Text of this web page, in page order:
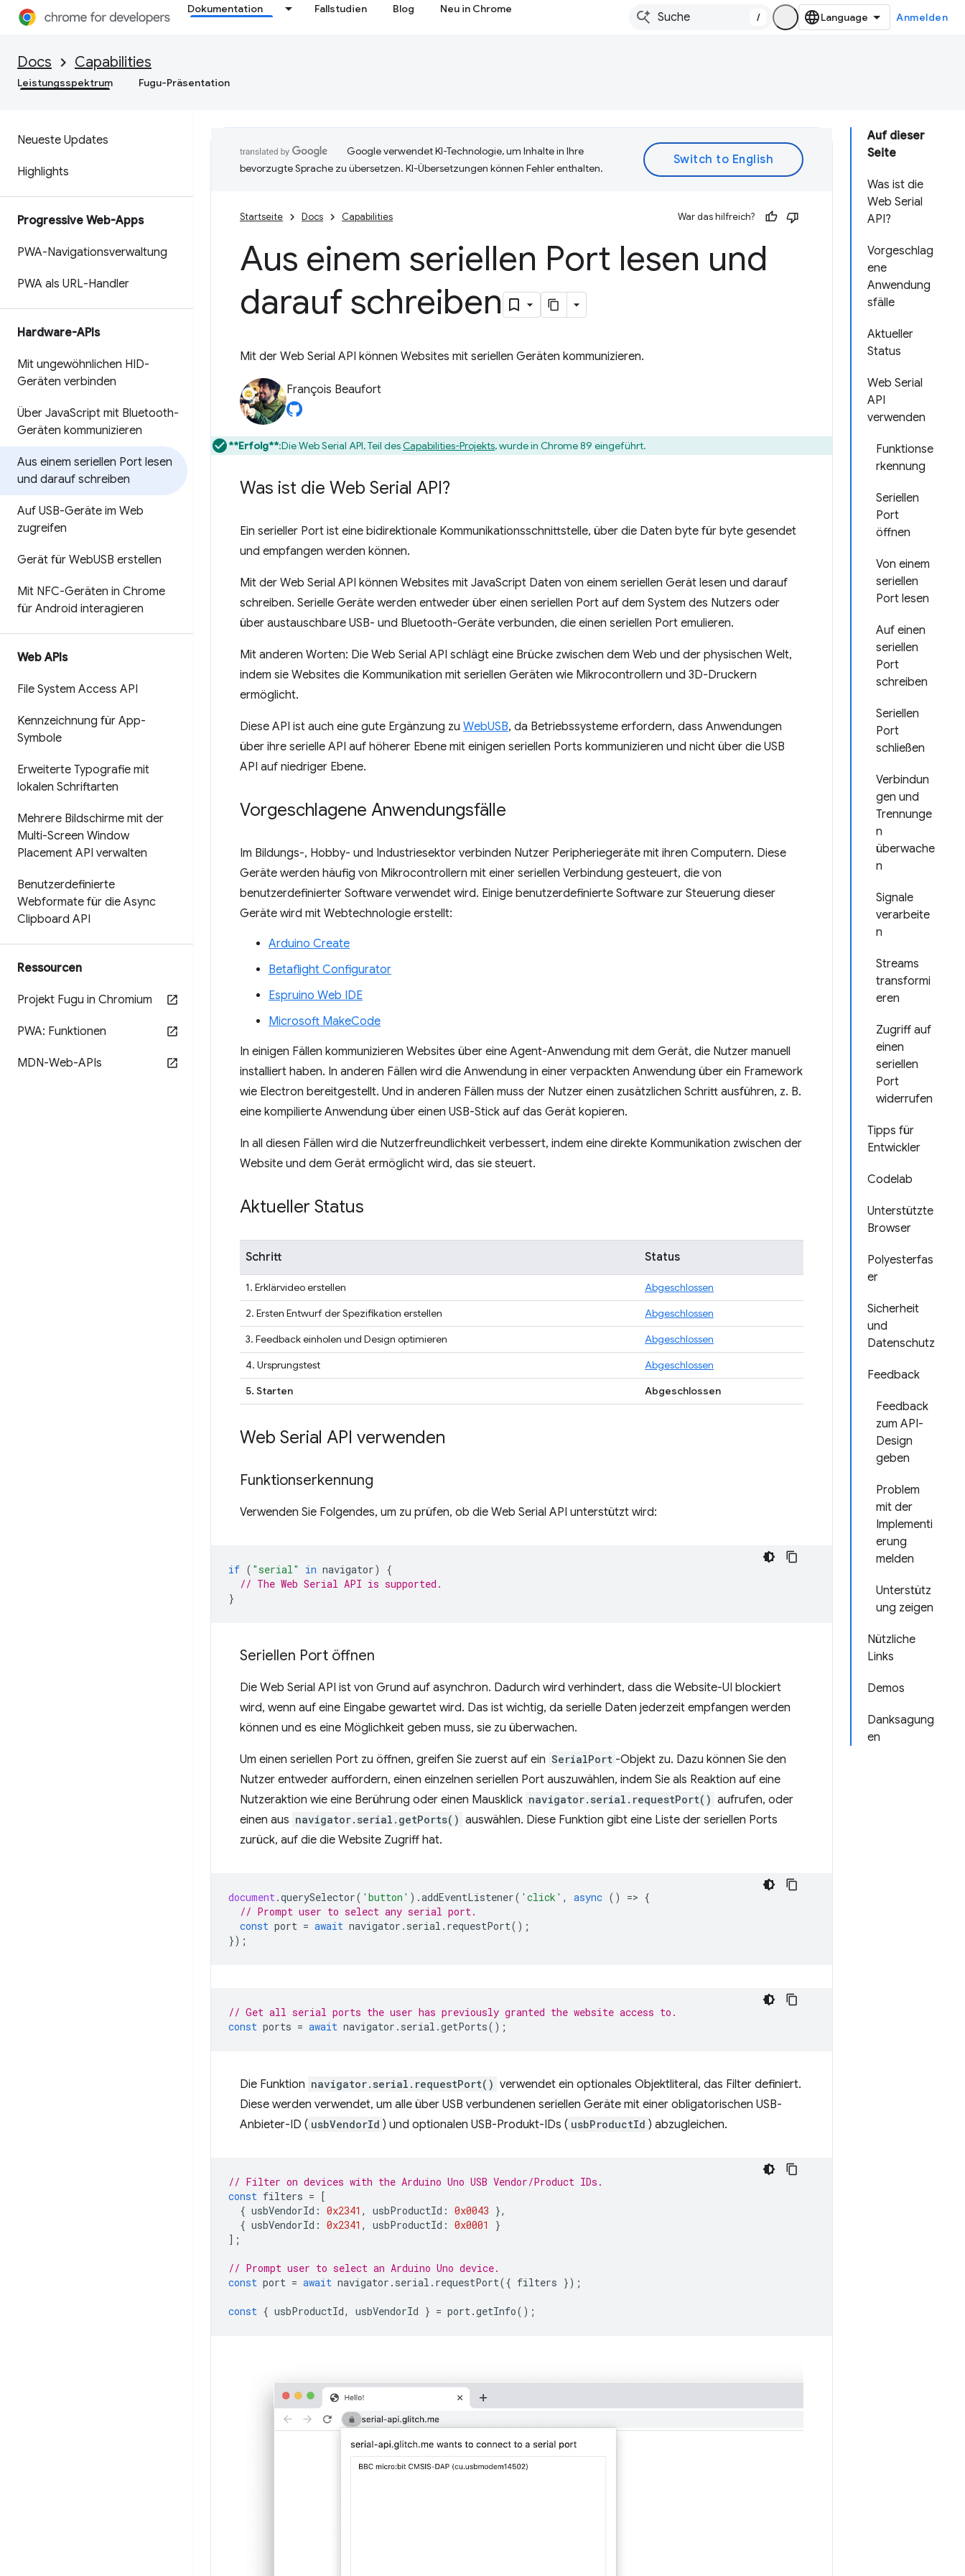
Dokumentation Fallstudien Blog Neu in Chrome
/ Anmelden
Docs Capabilities
Leistungsspektrum Fugu-Präsentation
Neueste Updates
Highlights
Progressive Web-Apps
PWA-Navigationsverwaltung
PWA als URL-Handler
Hardware-APIs
Mit ungewöhnlichen HID-
Geräten verbinden
Über JavaScript mit Bluetooth-
Geräten kommunizieren
Aus einem seriellen Port lesen
und darauf schreiben
Auf USB-Geräte im Web
zugreifen
Gerät für WebUSB erstellen
Mit NFC-Geräten in Chrome
für Android interagieren
Web APIs
File System Access API
Kennzeichnung für App-
Symbole
Erweiterte Typografie mit
lokalen Schriftarten
Mehrere Bildschirme mit der
Multi-Screen Window
Placement API verwalten
Benutzerdefinierte
Webformate für die Async
Clipboard API
Ressourcen
Projekt Fugu in Chromium
PWA: Funktionen
MDN-Web-APIs
Auf dieser
Seite
Was ist die
Web Serial
API?
Vorgeschlag
ene
Anwendung
sfälle
Aktueller
Status
Web Serial
API
verwenden
Funktionse
rkennung
Seriellen
Port
öffnen
Von einem
seriellen
Port lesen
Auf einen
seriellen
Port
schreiben
Seriellen
Port
schließen
Verbindun
gen und
Trennunge
n
überwache
n
Signale
verarbeite
n
Streams
transformi
eren
Zugriff auf
einen
seriellen
Port
widerrufen
Tipps für
Entwickler
Codelab
Unterstützte
Browser
Polyesterfas
er
Sicherheit
und
Datenschutz
Feedback
Feedback
zum API-
Design
geben
Problem
mit der
Implementi
erung
melden
Unterstütz
ung zeigen
Nützliche
Links
Demos
Danksagung
en
Google verwendet KI-Technologie, um Inhalte in Ihre
bevorzugte Sprache zu übersetzen. KI-Übersetzungen können Fehler enthalten.
Startseite Docs Capabilities War das hilfreich?
Aus einem seriellen Port lesen und
darauf schreiben
Mit der Web Serial API können Websites mit seriellen Geräten kommunizieren.
François Beaufort
**Erfolg**:Die Web Serial API, Teil desCapabilities-Projekts, wurde in Chrome 89 eingeführt.
Was ist die Web Serial API?
Ein serieller Port ist eine bidirektionale Kommunikationsschnittstelle, über die Daten byte für byte gesendet
und empfangen werden können.
Mit der Web Serial API können Websites mit JavaScript Daten von einem seriellen Gerät lesen und darauf
schreiben. Serielle Geräte werden entweder über einen seriellen Port auf dem System des Nutzers oder
über austauschbare USB- und Bluetooth-Geräte verbunden, die einen seriellen Port emulieren.
Mit anderen Worten: Die Web Serial API schlägt eine Brücke zwischen dem Web und der physischen Welt,
indem sie Websites die Kommunikation mit seriellen Geräten wie Mikrocontrollern und 3D-Druckern
ermöglicht.
Diese API ist auch eine gute Ergänzung zu WebUSB, da Betriebssysteme erfordern, dass Anwendungen
über ihre serielle API auf höherer Ebene mit einigen seriellen Ports kommunizieren und nicht über die USB
API auf niedriger Ebene.
Vorgeschlagene Anwendungsfälle
Im Bildungs-, Hobby- und Industriesektor verbinden Nutzer Peripheriegeräte mit ihren Computern. Diese
Geräte werden häufig von Mikrocontrollern mit einer seriellen Verbindung gesteuert, die von
benutzerdefinierter Software verwendet wird. Einige benutzerdefinierte Software zur Steuerung dieser
Geräte wird mit Webtechnologie erstellt:
Arduino Create
Betaflight Configurator
Espruino Web IDE
Microsoft MakeCode
In einigen Fällen kommunizieren Websites über eine Agent-Anwendung mit dem Gerät, die Nutzer manuell
installiert haben. In anderen Fällen wird die Anwendung in einer verpackten Anwendung über ein Framework
wie Electron bereitgestellt. Und in anderen Fällen muss der Nutzer einen zusätzlichen Schritt ausführen, z. B.
eine kompilierte Anwendung über einen USB-Stick auf das Gerät kopieren.
In all diesen Fällen wird die Nutzerfreundlichkeit verbessert, indem eine direkte Kommunikation zwischen der
Website und dem Gerät ermöglicht wird, das sie steuert.
Aktueller Status
Schritt Status
1. Erklärvideo erstellen
Abgeschlossen
2. Ersten Entwurf der Spezifikation erstellen
Abgeschlossen
3. Feedback einholen und Design optimieren
Abgeschlossen
4. Ursprungstest
Abgeschlossen
5. Starten
Abgeschlossen
Web Serial API verwenden
Funktionserkennung
Verwenden Sie Folgendes, um zu prüfen, ob die Web Serial API unterstützt wird:
if ( "serial" in navigator)
{
// The Web Serial API is supported.
}
Seriellen Port öffnen
Die Web Serial API ist von Grund auf asynchron. Dadurch wird verhindert, dass die Website-UI blockiert
wird, wenn auf eine Eingabe gewartet wird. Das ist wichtig, da serielle Daten jederzeit empfangen werden
können und es eine Möglichkeit geben muss, sie zu überwachen.
Um einen seriellen Port zu öffnen, greifen Sie zuerst auf ein SerialPort -Objekt zu. Dazu können Sie den
Nutzer entweder auffordern, einen einzelnen seriellen Port auszuwählen, indem Sie als Reaktion auf eine
Nutzeraktion wie eine Berührung oder einen Mausklick navigator.serial.requestPort() aufrufen, oder
einen aus navigator.serial.getPorts() auswählen. Diese Funktion gibt eine Liste der seriellen Ports
zurück, auf die die Website Zugriff hat.
document.querySelector( 'button' ).addEventListener( 'click' , async () => {
// Prompt user to select any serial port.
const port = await navigator . serial . requestPort();
});
// Get all serial ports the user has previously granted the website access to.
const ports = await navigator . serial .getPorts();
Die Funktion navigator.serial.requestPort() verwendet ein optionales Objektliteral, das Filter definiert.
Diese werden verwendet, um alle über USB verbundenen seriellen Geräte mit einer obligatorischen USB-
Anbieter-ID ( usbVendorId ) und optionalen USB-Produkt-IDs ( usbProductId ) abzugleichen.
// Filter on devices with the Arduino Uno USB Vendor/Product IDs.
const filters = [
{ usbVendorId : 0x2341 , usbProductId : 0x0043 },
{ usbVendorId : 0x2341 , usbProductId : 0x0001
}
];
// Prompt user to select an Arduino Uno device.
const port = await navigator . serial . requestPort({ filters });
const { usbProductId, usbVendorId } = port.getInfo();